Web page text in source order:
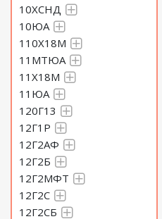
10ХСНД
10ЮА
110Х18М
11МТЮА
11Х18М
11ЮА
120Г13
12Г1Р
12Г2АФ
12Г2Б
12Г2МФТ
12Г2С
12Г2СБ